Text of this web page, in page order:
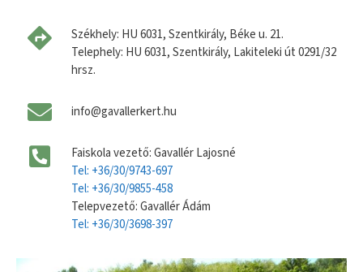
Székhely: HU 6031, Szentkirály, Béke u. 21.
Telephely: HU 6031, Szentkirály, Lakiteleki út 0291/32
hrsz.
info@gavallerkert.hu
Faiskola vezető: Gavallér Lajosné
Tel: +36/30/9743-697
Tel: +36/30/9855-458
Telepvezető: Gavallér Ádám
Tel: +36/30/3698-397